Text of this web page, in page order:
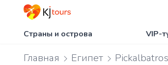
Страны и острова VIP-
Главная Египет